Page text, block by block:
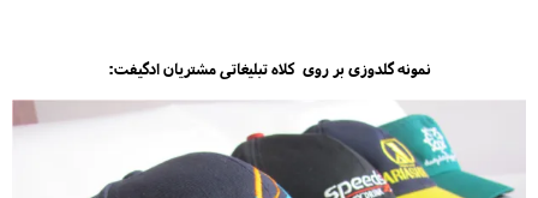
نمونه گلدوزی بر روی کلاه تبلیغاتی مشتریان ادگیفت: